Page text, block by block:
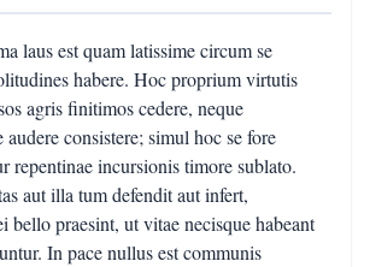
laus est quam latissime circum se
habere. Hoc proprium virtutis
agris finitimos cedere, neque
consistere; simul hoc se fore
repentinae incursionis timore sublato.
aut illa tum defendit aut infert,
bello praesint, ut vitae necisque habeant
In pace nullus est communis